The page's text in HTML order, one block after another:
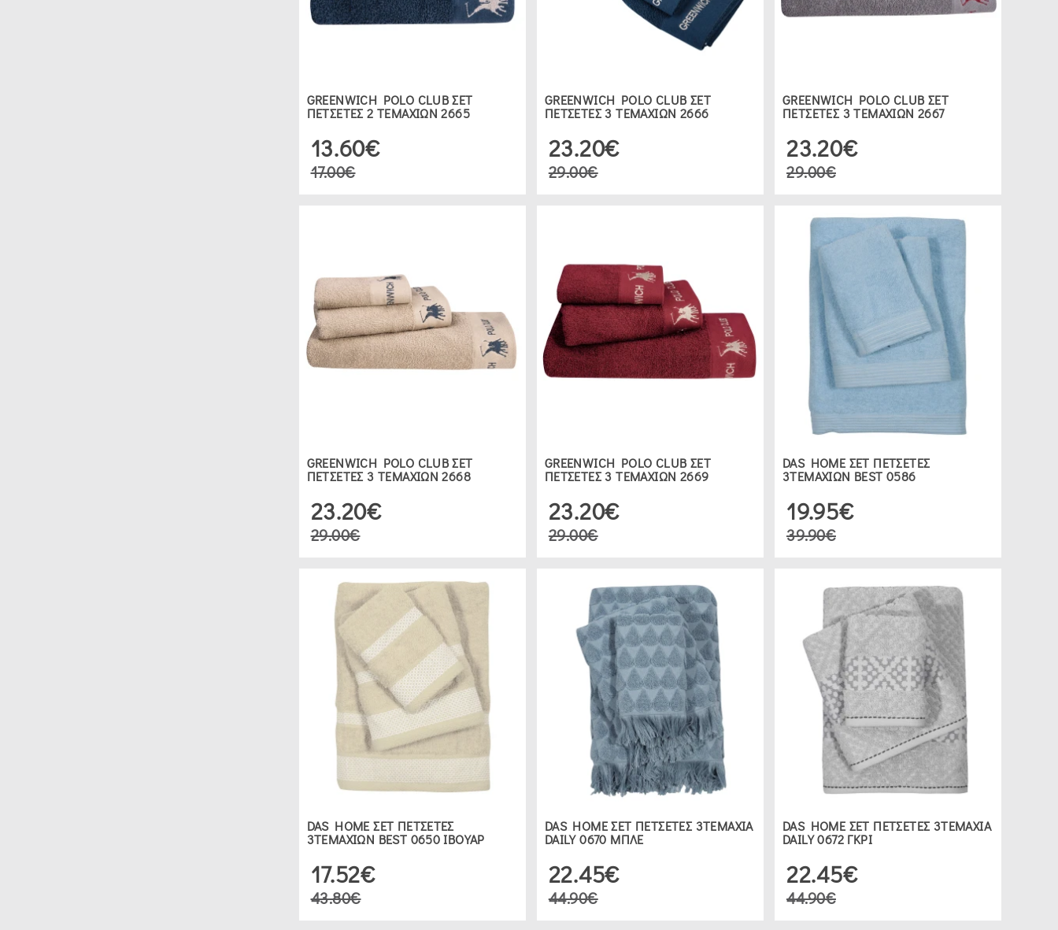
GREENWICH POLO CLUB ΣΕΤ
ΠΕΤΣΕΤΕΣ 2 ΤΕΜΑΧΙΩΝ 2665
13.60€
17.00€
GREENWICH POLO CLUB ΣΕΤ
ΠΕΤΣΕΤΕΣ 3 ΤΕΜΑΧΙΩΝ 2666
23.20€
29.00€
GREENWICH POLO CLUB ΣΕΤ
ΠΕΤΣΕΤΕΣ 3 ΤΕΜΑΧΙΩΝ 2667
23.20€
29.00€
GREENWICH POLO CLUB ΣΕΤ
ΠΕΤΣΕΤΕΣ 3 ΤΕΜΑΧΙΩΝ 2668
23.20€
29.00€
GREENWICH POLO CLUB ΣΕΤ
ΠΕΤΣΕΤΕΣ 3 ΤΕΜΑΧΙΩΝ 2669
23.20€
29.00€
DAS HOME ΣΕΤ ΠΕΤΣΕΤΕΣ
3ΤΕΜΑΧΙΩΝ BEST 0586
19.95€
39.90€
DAS HOME ΣΕΤ ΠΕΤΣΕΤΕΣ
3ΤΕΜΑΧΙΩΝ BEST 0650 ΙΒΟΥΑΡ
17.52€
43.80€
DAS HOME ΣΕΤ ΠΕΤΣΕΤΕΣ 3ΤΕΜΑΧΙΑ
DAILY 0670 ΜΠΛΕ
22.45€
44.90€
DAS HOME ΣΕΤ ΠΕΤΣΕΤΕΣ 3ΤΕΜΑΧΙΑ
DAILY 0672 ΓΚΡΙ
22.45€
44.90€